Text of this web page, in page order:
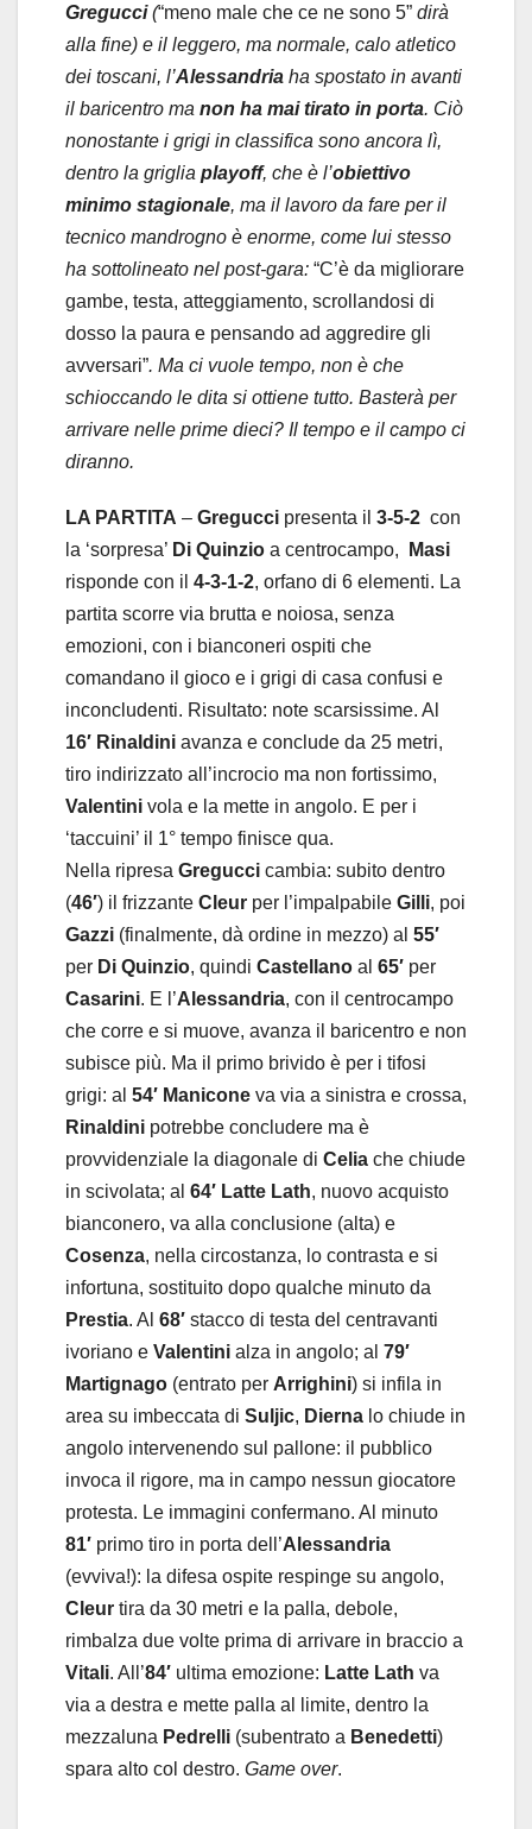
Gregucci(“meno male che ce ne sono 5” dirà
alla fine) e il leggero, ma normale, calo atletico
dei toscani, l’Alessandria ha spostato in avanti
il baricentro ma non ha mai tirato in porta. Ciò
nonostante i grigi in classifica sono ancora lì,
dentro la griglia playoff, che è l’obiettivo
minimo stagionale, ma il lavoro da fare per il
tecnico mandrogno è enorme, come lui stesso
ha sottolineato nel post-gara: “C’è da migliorare
gambe, testa, atteggiamento, scrollandosi di
dosso la paura e pensando ad aggredire gli
avversari”. Ma ci vuole tempo, non è che
schioccando le dita si ottiene tutto. Basterà per
arrivare nelle prime dieci? Il tempo e il campo ci
diranno.
LA PARTITA – Gregucci presenta il 3-5-2 con
la ‘sorpresa’ Di Quinzio a centrocampo,
Masi
risponde con il 4-3-1-2, orfano di 6 elementi. La
partita scorre via brutta e noiosa, senza
emozioni, con i bianconeri ospiti che
comandano il gioco e i grigi di casa confusi e
inconcludenti. Risultato: note scarsissime. Al
16′ Rinaldini avanza e conclude da 25 metri,
tiro indirizzato all’incrocio ma non fortissimo,
Valentini vola e la mette in angolo. E per i
‘taccuini’ il 1° tempo finisce qua.
Nella ripresa Gregucci cambia: subito dentro
(46′) il frizzante Cleur per l’impalpabile Gilli, poi
Gazzi (finalmente, dà ordine in mezzo) al 55′
per Di Quinzio, quindi Castellano al 65′ per
Casarini. E l’Alessandria, con il centrocampo
che corre e si muove, avanza il baricentro e non
subisce più. Ma il primo brivido è per i tifosi
grigi: al 54′ Manicone va via a sinistra e crossa,
Rinaldini potrebbe concludere ma è
provvidenziale la diagonale di Celia che chiude
in scivolata; al 64′ Latte Lath, nuovo acquisto
bianconero, va alla conclusione (alta) e
Cosenza, nella circostanza, lo contrasta e si
infortuna, sostituito dopo qualche minuto da
Prestia. Al 68′ stacco di testa del centravanti
ivoriano e Valentini alza in angolo; al 79′
Martignago (entrato per Arrighini) si infila in
area su imbeccata di Suljic, Dierna lo chiude in
angolo intervenendo sul pallone: il pubblico
invoca il rigore, ma in campo nessun giocatore
protesta. Le immagini confermano. Al minuto
81′ primo tiro in porta dell’Alessandria
(evviva!): la difesa ospite respinge su angolo,
Cleur tira da 30 metri e la palla, debole,
rimbalza due volte prima di arrivare in braccio a
Vitali. All’84′ ultima emozione: Latte Lath va
via a destra e mette palla al limite, dentro la
mezzaluna Pedrelli (subentrato a Benedetti)
spara alto col destro. Game over.